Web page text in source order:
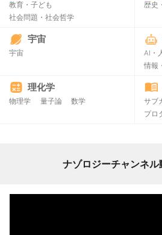
教育・子ども
社会問題・社会哲学
歴史
宇宙
宇宙 AI・
情報
理化学
物理学 量子論 数学 サブ
プロ
ナゾロジーチャンネル